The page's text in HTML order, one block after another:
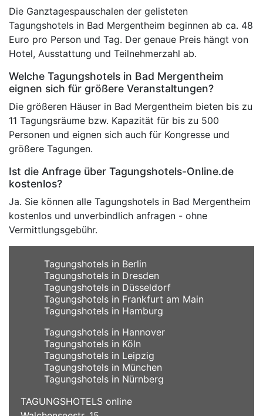
Die Ganztagespauschalen der gelisteten
Tagungshotels in Bad Mergentheim beginnen ab ca. 48
Euro pro Person und Tag. Der genaue Preis hängt von
Hotel, Ausstattung und Teilnehmerzahl ab.
Welche Tagungshotels in Bad Mergentheim
eignen sich für größere Veranstaltungen?
Die größeren Häuser in Bad Mergentheim bieten bis zu
11 Tagungsräume bzw. Kapazität für bis zu 500
Personen und eignen sich auch für Kongresse und
größere Tagungen.
Ist die Anfrage über Tagungshotels-Online.de
kostenlos?
Ja. Sie können alle Tagungshotels in Bad Mergentheim
kostenlos und unverbindlich anfragen - ohne
Vermittlungsgebühr.
Tagungshotels in Berlin
Tagungshotels in Dresden
Tagungshotels in Düsseldorf
Tagungshotels in Frankfurt am Main
Tagungshotels in Hamburg
Tagungshotels in Hannover
Tagungshotels in Köln
Tagungshotels in Leipzig
Tagungshotels in München
Tagungshotels in Nürnberg
TAGUNGSHOTELS online